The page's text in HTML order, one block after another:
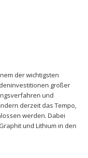
der wichtigsten
großer
und
derzeit das Tempo,
werden. Dabei
und Lithium in den